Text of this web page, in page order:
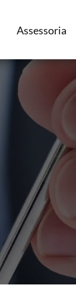
Assessoria